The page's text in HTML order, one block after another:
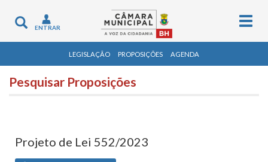
Toggle
navigation
ENTRAR
LEGISLAÇÃO PROPOSIÇÕES AGENDA
Pesquisar Proposições
Projeto de Lei 552/2023